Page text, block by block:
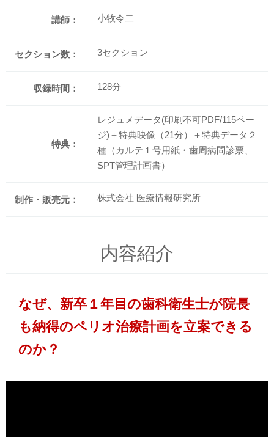
講師： 小牧令二
セクション数： 3セクション
収録時間： 128分
特典：
レジュメデータ(印刷不可PDF/115ペー
ジ)＋特典映像（21分）＋特典データ２
種（カルテ１号用紙・歯周病問診票、
SPT管理計画書）
制作・販売元： 株式会社 医療情報研究所
内容紹介
なぜ、新卒１年目の歯科衛生士が院長
も納得のペリオ治療計画を立案できる
のか？